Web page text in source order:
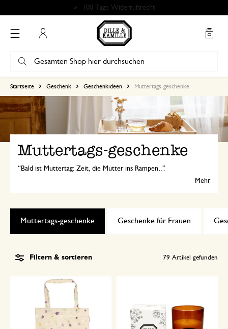
Kostenlose Abholung in unseren Geschäften*
Startseite Geschenk Geschenkideen Muttertags-geschenke
Muttertags-geschenke
Bald ist Muttertag: Zeit, die Mutter ins Rampenlicht zu stellen! Mit einer handgeschriebenen Karte, einer süßen Zeichnung, einem Geschenkpaket mit leckeren Verwöhnartikeln... Wir haben einige schöne Muttertagsgeschenke für Sie zusammengestellt.
Mehr
Geschenke für Frauen
Muttertags-geschenke
Filtern & sortieren 79 Artikel gefunden